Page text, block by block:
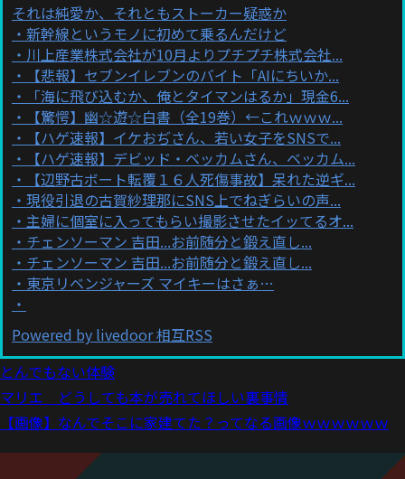
それは純愛か、それともストーカー疑惑か
新幹線というモノに初めて乗るんだけど
川上産業株式会社が10月よりプチプチ株式会社...
【悲報】セブンイレブンのバイト「AIにちいか...
「海に飛び込むか、俺とタイマンはるか」現金6...
【驚愕】幽☆遊☆白書（全19巻）←これｗｗｗ...
【ハゲ速報】イケおぢさん、若い女子をSNSで...
【ハゲ速報】デビッド・ベッカムさん、ベッカム...
【辺野古ボート転覆１６人死傷事故】呆れた逆ギ...
現役引退の古賀紗理那にSNS上でねぎらいの声...
主婦に個室に入ってもらい撮影させたイッてるオ...
チェンソーマン 吉田...お前随分と鍛え直し...
チェンソーマン 吉田...お前随分と鍛え直し...
東京リベンジャーズ マイキーはさぁ…
Powered by livedoor 相互RSS
とんでもない体験
マリエ どうしても本が売れてほしい裏事情
【画像】なんでそこに家建てた？ってなる画像ｗｗｗｗｗｗ